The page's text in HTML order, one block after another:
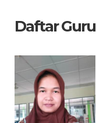
Daftar Guru